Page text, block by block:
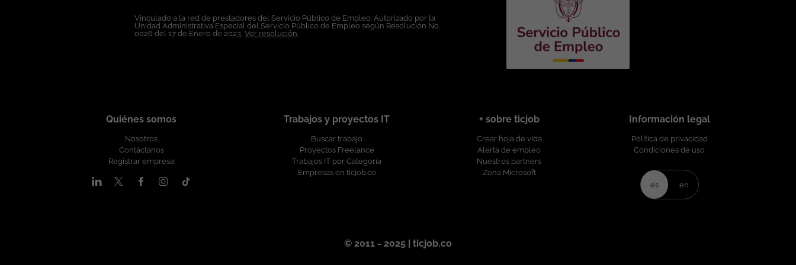
formación y promoción ofreciendo un entorno de trabajo libre de cualquier discriminación por motivo de género, edad,
discapacidad, orientación sexual, identidad o expresión de género, religión, etnia, estado civil o cualquier otra
circunstancia personal o social. Esta oferta de trabajo es publicada bajo la propiedad exclusiva de ticjob.co
Vinculado a la red de prestadores del Servicio Público de Empleo. Autorizado por la
Unidad Administrativa Especial del Servicio Público de Empleo según Resolución No.
0026 del 17 de Enero de 2023, Ver resolución.
Quiénes somos
Nosotros
Contáctanos
Registrar empresa
Trabajos y proyectos IT
Buscar trabajo
Proyectos Freelance
Trabajos IT por Categoría
Empresas en ticjob.co
+ sobre ticjob
Crear hoja de vida
Alerta de empleo
Nuestros partners
Zona Microsoft
Información legal
Política de privacidad
Condiciones de uso
es en
© 2011 - 2025 | ticjob.co